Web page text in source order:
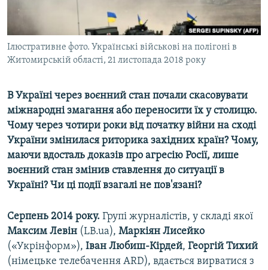
УКРАЇНСЬКА ПРОБЛЕМА КРИМУ
ІНФОГРАФІКА
Qırımtatar
ДОЛУЧАЙСЯ!
Усі сайти RFE/RL
Ілюстративне фото. Українські військові на полігоні в
Житомирській області, 21 листопада 2018 року
В Україні через воєнний стан почали скасовувати
міжнародні змагання або переносити їх у столицю.
Чому через чотири роки від початку війни на сході
України змінилася риторика західних країн? Чому,
маючи вдосталь доказів про агресію Росії, лише
воєнний стан змінив ставлення до ситуації в
Україні? Чи ці події взагалі не пов'язані?
Серпень 2014 року. Групі журналістів, у складі якої
Максим Левін (LB.ua), Маркіян Лисейко
(«Укрінформ»), Іван Любиш-Кірдей, Георгій Тихий
(німецьке телебачення ARD), вдається вирватися з